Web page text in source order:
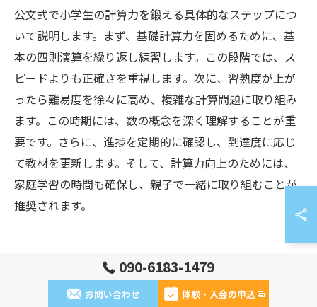
公文式で小学生の計算力を鍛える具体的なステップにつ
いて説明します。まず、基礎計算力を固めるために、基
本の四則演算を繰り返し練習します。この段階では、ス
ピードよりも正確さを重視します。次に、習熟度が上が
ったら難易度を徐々に高め、複雑な計算問題に取り組み
ます。この時期には、数の概念を深く理解することが重
要です。さらに、進捗を定期的に確認し、到達度に応じ
て教材を更新します。そして、計算力向上のためには、
家庭学習の時間も確保し、親子で一緒に取り組むことが
推奨されます。
公文式で育む小学生の計算力と理解
力の関係
090-6183-1479
お問い合わせ 体験・入会の申込